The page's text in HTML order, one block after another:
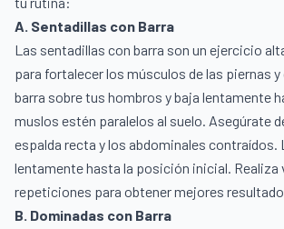
A. Sentadillas con Barra
Las sentadillas con barra son un ejercicio
para fortalecer los músculos de las piernas
barra sobre tus hombros y baja lentamente
muslos estén paralelos al suelo. Asegúrate
espalda recta y los abdominales contraídos.
lentamente hasta la posición inicial. Realiza
repeticiones para obtener mejores
B. Dominadas con Barra